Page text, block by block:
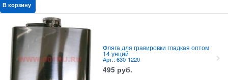
В корзину
Фляга для гравировки гладкая оптом
14 унций
Арт.: 630-1220
495 руб.